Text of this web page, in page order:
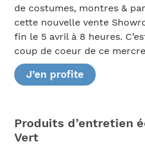
de costumes, montres &
cette nouvelle vente
fin le 5 avril à 8 heures.
coup de coeur de ce
J’en profite
Produits d’entretien
Vert